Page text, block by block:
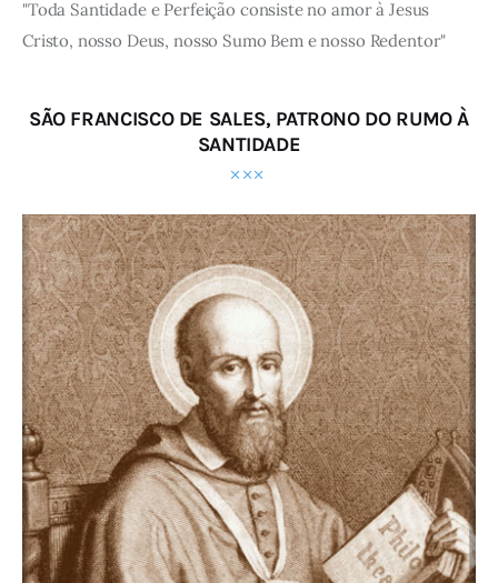
"Toda Santidade e Perfeição consiste no amor à Jesus
Cristo, nosso Deus, nosso Sumo Bem e nosso Redentor"
SÃO FRANCISCO DE SALES, PATRONO DO RUMO À
SANTIDADE